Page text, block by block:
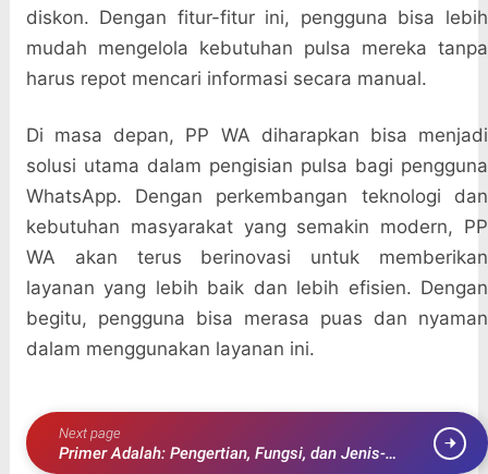
diskon. Dengan fitur-fitur ini, pengguna bisa lebih
mudah mengelola kebutuhan pulsa mereka tanpa
harus repot mencari informasi secara manual.
Di masa depan, PP WA diharapkan bisa menjadi
solusi utama dalam pengisian pulsa bagi pengguna
WhatsApp. Dengan perkembangan teknologi dan
kebutuhan masyarakat yang semakin modern, PP
WA akan terus berinovasi untuk memberikan
layanan yang lebih baik dan lebih efisien. Dengan
begitu, pengguna bisa merasa puas dan nyaman
dalam menggunakan layanan ini.
Next page
Primer Adalah: Pengertian, Fungsi, dan Jenis-